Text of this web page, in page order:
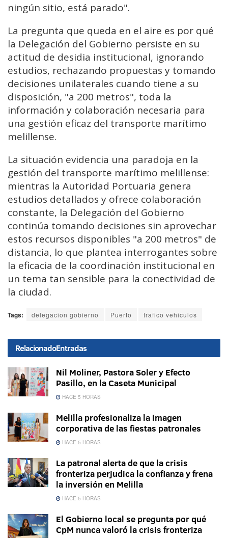
ningún sitio, está parado".
La pregunta que queda en el aire es por qué
la Delegación del Gobierno persiste en su
actitud de desidia institucional, ignorando
estudios, rechazando propuestas y tomando
decisiones unilaterales cuando tiene a su
disposición, "a 200 metros", toda la
información y colaboración necesaria para
una gestión eficaz del transporte marítimo
melillense.
La situación evidencia una paradoja en la
gestión del transporte marítimo melillense:
mientras la Autoridad Portuaria genera
estudios detallados y ofrece colaboración
constante, la Delegación del Gobierno
continúa tomando decisiones sin aprovechar
estos recursos disponibles "a 200 metros" de
distancia, lo que plantea interrogantes sobre
la eficacia de la coordinación institucional en
un tema tan sensible para la conectividad de
la ciudad.
Tags: delegacion gobierno Puerto trafico vehiculos
RelacionadoEntradas
Nil Moliner, Pastora Soler y Efecto
Pasillo, en la Caseta Municipal
HACE 5 HORAS
Melilla profesionaliza la imagen
corporativa de las fiestas patronales
HACE 5 HORAS
La patronal alerta de que la crisis
fronteriza perjudica la confianza y frena
la inversión en Melilla
HACE 5 HORAS
El Gobierno local se pregunta por qué
CpM nunca valoró la crisis fronteriza